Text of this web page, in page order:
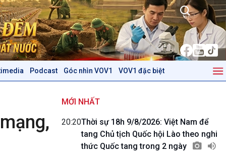
Podcast Góc nhìn VOV1 VOV1 đặc biệt
Dòng chảy Kinh tế
Mùa vàng
Biển đảo Việt Nam
Tâm tình biên giới và hải
MỚI NHẤT
20:20Thời sự 18h 9/8/2026: Việt Nam để
tang Chủ tịch Quốc hội Lào theo nghi
thức Quốc tang trong 2 ngày